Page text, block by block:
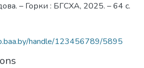
– Горки : БГСХА, 2025. – 64 с.
handle/123456789/5895